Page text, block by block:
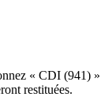
« CDI (941) »
restituées.